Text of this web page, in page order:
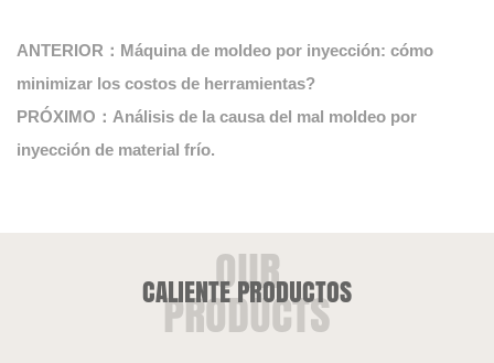
ANTERIOR：Máquina de moldeo por inyección: cómo
minimizar los costos de herramientas?
PRÓXIMO：Análisis de la causa del mal moldeo por
inyección de material frío.
CALIENTE PRODUCTOS